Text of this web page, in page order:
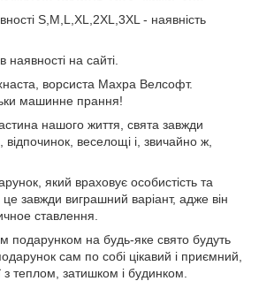
S,M,L,XL,2XL,3XL - наявність
наявності на сайті.
ворсиста Махра Велсофт.
машинне прання!
нашого життя, свята завжди
відпочинок, веселощі і, звичайно ж,
який враховує особистість та
завжди виграшний варіант, адже він
ставлення.
подарунком на будь-яке свято будуть
сам по собі цікавий і приємний,
з теплом, затишком і будинком.